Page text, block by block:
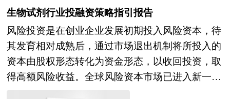
管机关审批的研究性报告。以阐述对医药连锁行业
的理论认识为主要内容，重在医药连锁行业本质及
规律性认识的研究。医药连锁行业研究报告持续提
供高价值服务，是企业了解各行业当前最新发展动
向、把握市场机会、做出正确投资和明确企业发展
析。报告重点分析了血液制品企业的研发、产销、
战略、经营状况等。报告还对血液制品市场风险进
行了预测，为血液制品生产厂家、流通企业以及零
售商提供了新的投资机会和可借鉴的操作模式，对
欲在血液制品行业从事资本运作的经济实体等单位
准确了解目前中国血液制品行业发展动态，把握企
服务经验，形成了独特的产业研究及战略投资一体
万份行业研究报告数据库、服务了10000多家企事
业单位，现已成为中国最具影响力的产业研究咨询
综合服务机构。集团下属研究院的产业研究报告在
大量周密的市场调研基础上，主要依据了国家统计
生物试剂行业投融资策略指引报告
风险投资是在创业企业发展初期投入风险资本，待
其发育相对成熟后，通过市场退出机制将所投入的
资本由股权形态转化为资金形态，以收回投资，取
得高额风险收益。全球风险资本市场已进入新一轮
快速发展的周期。除了成熟投资热点地区外，包括